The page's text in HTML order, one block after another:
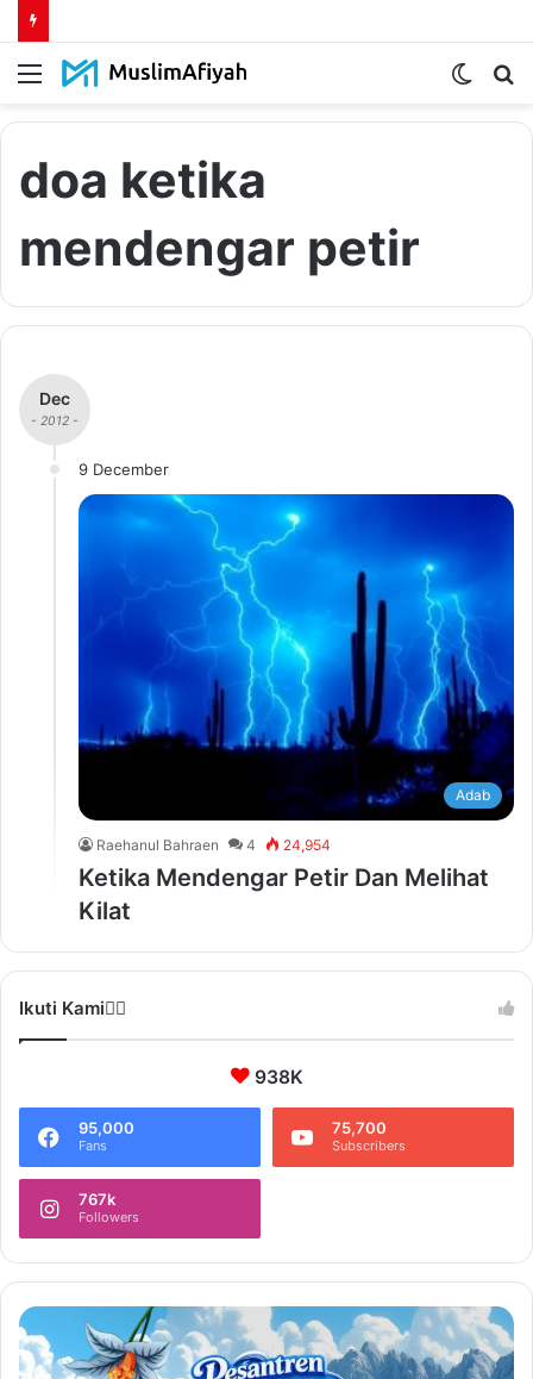
Menu
Switch
doa ketika
mendengar petir
Dec
- 2012 -
9 December
Adab
Raehanul Bahraen 4 24,954
Ketika Mendengar Petir Dan Melihat
Kilat
Ikuti Kami❤️‍🔥
938K
95,000
Fans
75,700
Subscribers
767k
Followers